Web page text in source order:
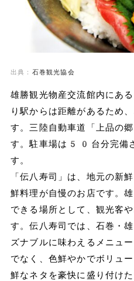
出典： 石巻観光協会
雄勝観光物産交流館内にあ
り駅からは距離があるため
す。三陸自動車道「上品
す。駐車場は50台分完備
す。
「伝八寿司」は、地元の新
鮮料理が自慢のお店です。
できる場所として、観光客
す。伝八寿司では、石巻・
ズナブルに味わえるメニュ
でなく、色鮮やかでボリュ
鮮なネタを豪快に盛り付け